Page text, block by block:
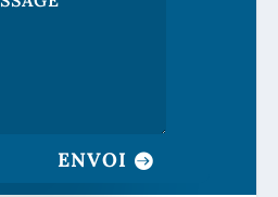
ENVOI